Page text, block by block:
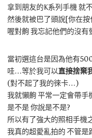
拿到朋友的K系列手機 就
然後就被巴了頭說[你在按
喔對齁 我忘記他們的沒有
當初選這台是因為他有
哇…等於我可以直接捨棄
(對不起了我的徠卡…)
我就懶齁 平常一定會帶手
是不是 你說是不是?
所以有了強大的照相手機
我真的超愛亂拍的 不管是